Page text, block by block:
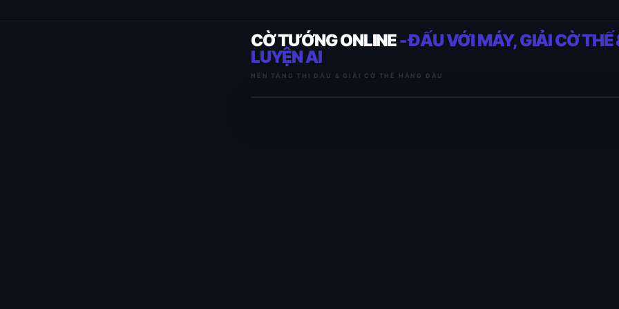
CỜ TƯỚNG ONLINE- ĐẤU VỚI MÁY, GIẢI CỜ THẾ
LUYỆN AI
NỀN TẢNG THI ĐẤU & GIẢI CỜ THẾ HÀNG ĐẦU